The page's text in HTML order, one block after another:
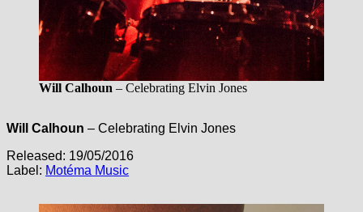
Will Calhoun – Celebrating Elvin Jones
Will Calhoun – Celebrating Elvin Jones
Released: 19/05/2016
Label: Motéma Music